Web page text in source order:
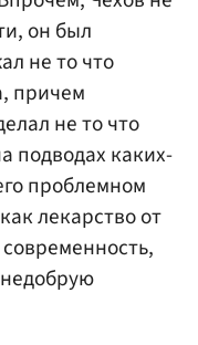
он был
не то что
причем
не то что
подводах каких-
проблемном
лекарство от